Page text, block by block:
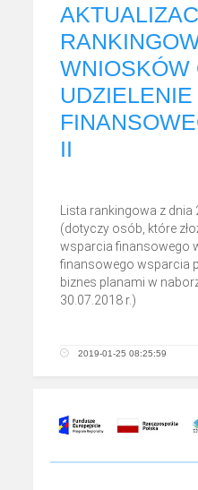
WNIOSKÓW
II
Lista rankingowa z dnia
(dotyczy osób, które
wsparcia finansowego
finansowego wsparcia
biznes planami w
30.07.2018 r.)
2019-01-25 08:25:59